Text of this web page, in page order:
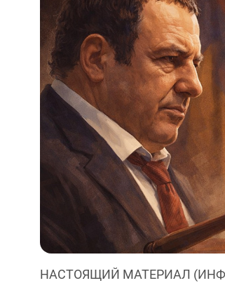
НАСТОЯЩИЙ МАТЕРИАЛ